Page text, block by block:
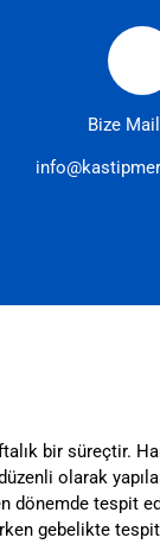
Bize
bir süreçtir.
olarak
dönemde tespit
gebelikte